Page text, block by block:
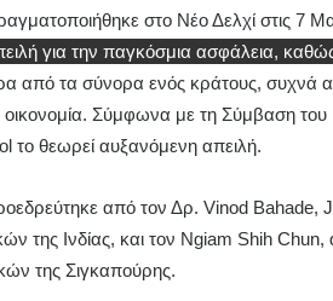
στο Νέο Δελχί στις 7
για την παγκόσμια ασφάλεια,
από τα σύνορα ενός κράτους, συχνά
οικονομία. Σύμφωνα με τη Σύμβαση
το θεωρεί αυξανόμενη απειλή.
από τον Δρ. Vinod Bahade,
της Ινδίας, και τον Ngiam Shih
της Σιγκαπούρης.